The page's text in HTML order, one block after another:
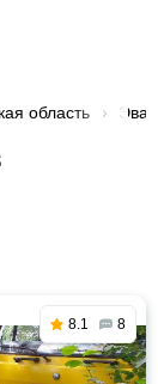
область
8.1 8